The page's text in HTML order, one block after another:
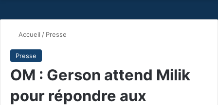
Accueil / Presse
Presse
OM : Gerson attend Milik
pour répondre aux